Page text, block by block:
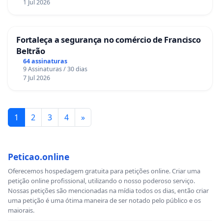
1 Jul 2026
Fortaleça a segurança no comércio de Francisco
Beltrão
64 assinaturas
9 Assinaturas / 30 dias
7 Jul 2026
1 2 3 4 »
Peticao.online
Oferecemos hospedagem gratuita para petições online. Criar uma
petição online profissional, utilizando o nosso poderoso serviço.
Nossas petições são mencionadas na mídia todos os dias, então criar
uma petição é uma ótima maneira de ser notado pelo público e os
maiorais.